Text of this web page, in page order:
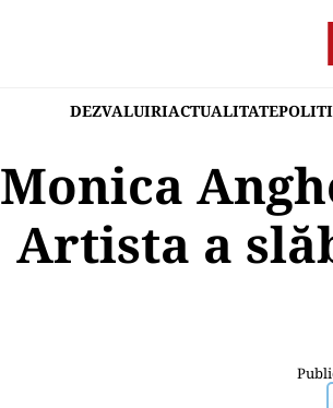
DEZVALUIRIACTUALITATE
Monica
Artista a